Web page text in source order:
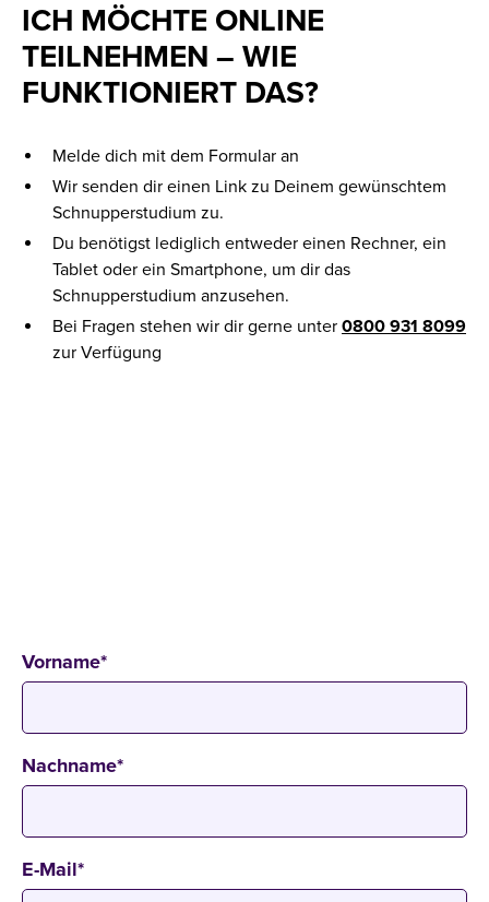
ICH MÖCHTE ONLINE
TEILNEHMEN – WIE
FUNKTIONIERT DAS?
Melde dich mit dem Formular an
Wir senden dir einen Link zu Deinem gewünschtem
Schnupperstudium zu.
Du benötigst lediglich entweder einen Rechner, ein
Tablet oder ein Smartphone, um dir das
Schnupperstudium anzusehen.
Bei Fragen stehen wir dir gerne unter 0800 931 8099
zur Verfügung
Vorname*
Nachname*
E-Mail*